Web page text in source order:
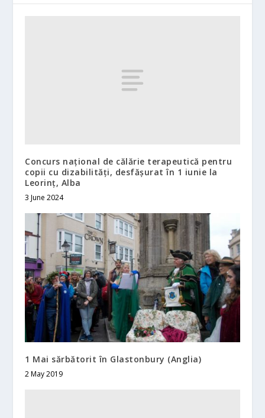
Concurs național de călărie terapeutică pentru
copii cu dizabilități, desfășurat în 1 iunie la
Leorinț, Alba
3 June 2024
1 Mai sărbătorit în Glastonbury (Anglia)
2 May 2019